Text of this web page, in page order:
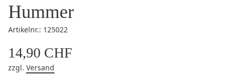
Hummer
Artikelnr.: 125022
14,90 CHF
zzgl. Versand